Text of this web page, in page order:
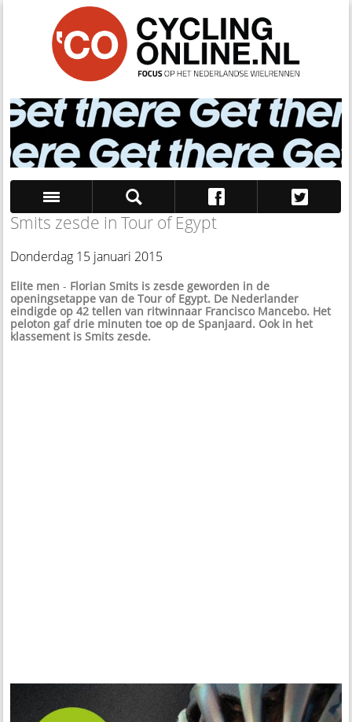
Smits zesde in Tour of Egypt
Donderdag 15 januari 2015
Elite men - Florian Smits is zesde geworden in de
openingsetappe van de Tour of Egypt. De Nederlander
eindigde op 42 tellen van ritwinnaar Francisco Mancebo. Het
peloton gaf drie minuten toe op de Spanjaard. Ook in het
klassement is Smits zesde.